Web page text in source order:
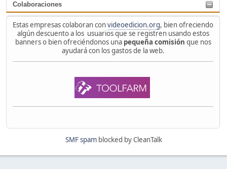
Colaboraciones
Estas empresas colaboran convideoedicion.org, bien ofreciendo
algún descuento a los usuarios que se registren usando estos
banners o bien ofreciéndonos una pequeña comisión que nos
ayudará con los gastos de la web.
SMF spamblocked by CleanTalk